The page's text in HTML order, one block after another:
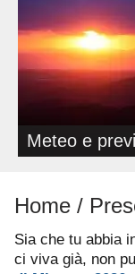
Meteo e
Home /
Sia che tu abbia
ci viva già, non